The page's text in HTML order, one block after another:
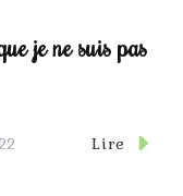
je ne suis pas
Lire